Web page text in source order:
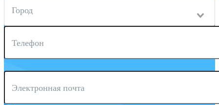
Город
Телефон
Электронная почта